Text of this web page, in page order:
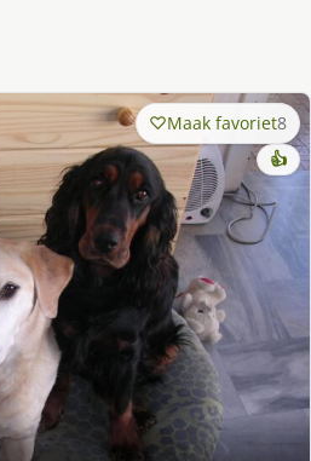
Maak favoriet8
👍